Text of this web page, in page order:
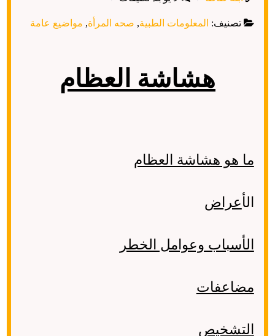
تصنيف: المعلومات الطبية, صحه المرأة, مواضيع عامة
هشاشة العظام
ما هو هشاشة العظام
الأعراض
الأسباب وعوامل الخطر
مضاعفات
التشخيص